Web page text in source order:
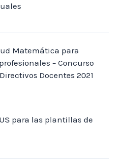
Matemática para
– Concurso
Docentes 2021
para las plantillas de